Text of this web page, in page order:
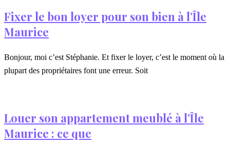
Fixer le bon loyer pour son bien à l’Île
Maurice
Bonjour, moi c’est Stéphanie. Et fixer le loyer, c’est le moment où la
plupart des propriétaires font une erreur. Soit
Louer son appartement meublé à l’Île
Maurice : ce que